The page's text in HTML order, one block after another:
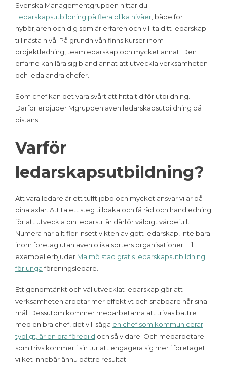
Svenska Managementgruppen hittar du
Ledarskapsutbildning på flera olika nivåer , både för
nybörjaren och dig som är erfaren och vill ta ditt ledarskap
till nästa nivå. På grundnivån finns kurser inom
projektledning, teamledarskap och mycket annat. Den
erfarne kan lära sig bland annat att utveckla verksamheten
och leda andra chefer.
Som chef kan det vara svårt att hitta tid för utbildning.
Därför erbjuder Mgruppen även ledarskapsutbildning på
distans.
Varför
ledarskapsutbildning?
Att vara ledare är ett tufft jobb och mycket ansvar vilar på
dina axlar. Att ta ett steg tillbaka och få råd och handledning
för att utveckla din ledarstil är därför väldigt värdefullt.
Numera har allt fler insett vikten av gott ledarskap, inte bara
inom företag utan även olika sorters organisationer. Till
exempel erbjuder Malmö stad gratis ledarskapsutbildning
för ungaföreningsledare.
Ett genomtänkt och väl utvecklat ledarskap gör att
verksamheten arbetar mer effektivt och snabbare når sina
mål. Dessutom kommer medarbetarna att trivas bättre
med en bra chef, det vill säga en chef som kommunicerar
tydligt, är en bra förebild och så vidare. Och medarbetare
som trivs kommer i sin tur att engagera sig mer i företaget
vilket innebär ännu bättre resultat.